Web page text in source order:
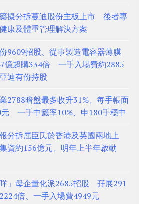
擬分拆蔓迪股份主板上市 後者專
康及體重管理解決方案
9609招股、從事製造電容器薄膜
億超購334倍 一手入場費約2885
迪有份持股
2788暗盤最多收升31%、每手帳面
元 一手中籤率10%、申180手穩中
分拆屈臣氏於香港及英國兩地上
資約156億元、明年上半年啟動
咩」母企量化派2685招股 孖展291
倍、一手入場費4949元